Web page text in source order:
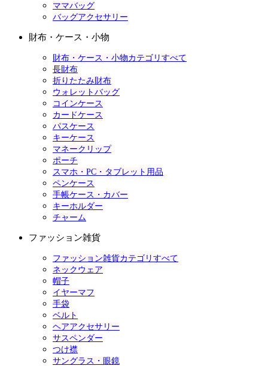
ママバッグ
バッグアクセサリー
財布・ケース・小物
財布・ケース・小物カテゴリすべて
長財布
折りたたみ財布
ウォレットバッグ
コインケース
カードケース
パスケース
キーケース
マネークリップ
ポーチ
スマホ・PC・タブレット用品
ペンケース
手帳ケース・カバー
キーホルダー
チャーム
ファッション雑貨
ファッション雑貨カテゴリすべて
ネックウェア
帽子
イヤーマフ
手袋
ベルト
ヘアアクセサリー
サスペンダー
つけ襟
サングラス・眼鏡